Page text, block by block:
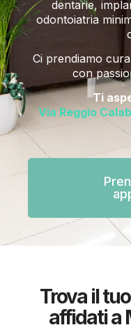
dentarie,
odontoiatria
Ci prendiamo
con
Ti
Via Reggio
Trova il
affidati a